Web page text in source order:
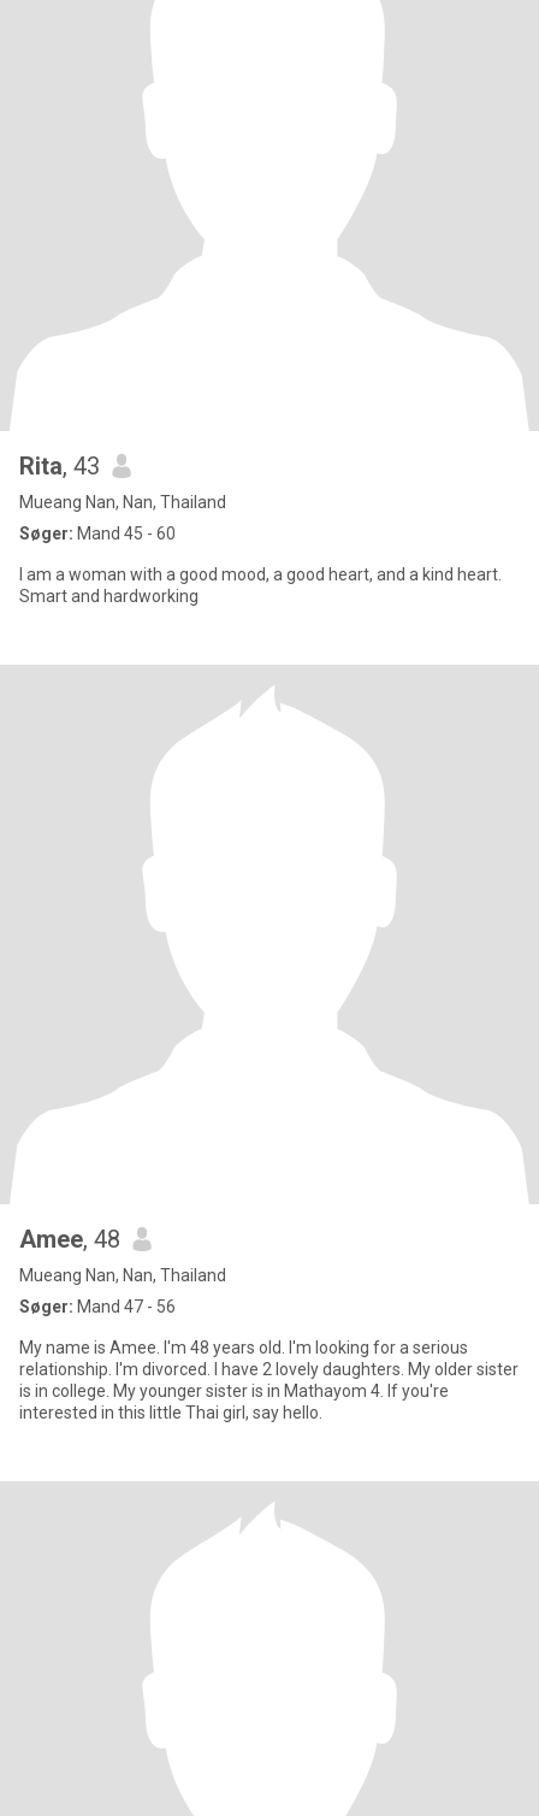
Rita, 43
Mueang Nan, Nan, Thailand
Søger: Mand 45 - 60
I am a woman with a good mood, a good heart, and a kind heart.
Smart and hardworking
Amee, 48
Mueang Nan, Nan, Thailand
Søger: Mand 47 - 56
My name is Amee. I'm 48 years old. I'm looking for a serious
relationship. I'm divorced. I have 2 lovely daughters. My older sister
is in college. My younger sister is in Mathayom 4. If you're
interested in this little Thai girl, say hello.